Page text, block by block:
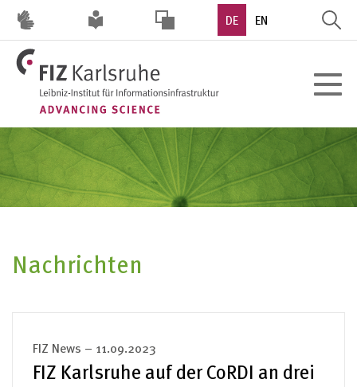
Direkt
zum
Inhalt
KONTRAST
DE EN
Toggle
Nachrichten
FIZ News – 11.09.2023
FIZ Karlsruhe auf der CoRDI an drei